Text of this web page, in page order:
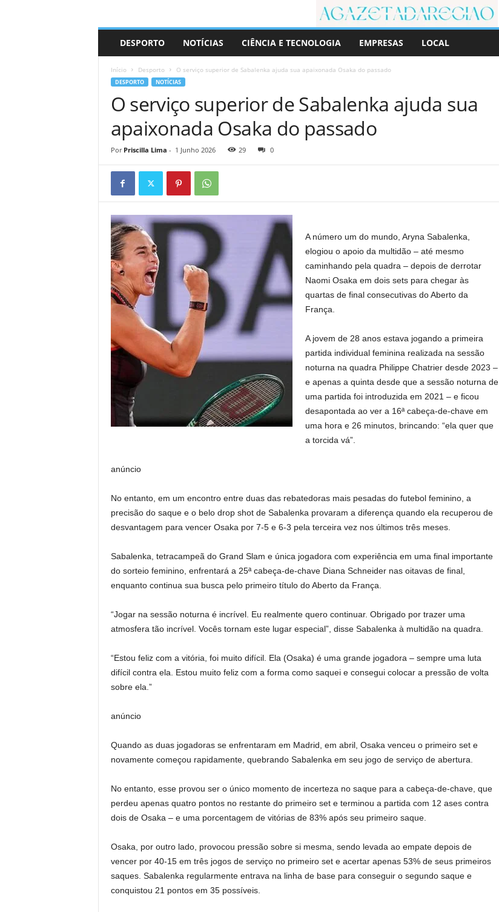
r
DESPORTO NOTÍCIAS CIÊNCIA E TECNOLOGIA EMPRESAS LOCAL
Início Desporto O serviço superior de Sabalenka ajuda sua apaixonada Osaka do passado
DESPORTO NOTÍCIAS
O serviço superior de Sabalenka ajuda sua
apaixonada Osaka do passado
Por Priscilla Lima - 1 Junho 2026 29 0
A número um do mundo, Aryna Sabalenka,
elogiou o apoio da multidão – até mesmo
caminhando pela quadra – depois de derrotar
Naomi Osaka em dois sets para chegar às
quartas de final consecutivas do Aberto da
França.
A jovem de 28 anos estava jogando a primeira
partida individual feminina realizada na sessão
noturna na quadra Philippe Chatrier desde 2023 –
e apenas a quinta desde que a sessão noturna de
uma partida foi introduzida em 2021 – e ficou
desapontada ao ver a 16ª cabeça-de-chave em
uma hora e 26 minutos, brincando: “ela quer que
a torcida vá”.
anúncio
No entanto, em um encontro entre duas das rebatedoras mais pesadas do futebol feminino, a
precisão do saque e o belo drop shot de Sabalenka provaram a diferença quando ela recuperou de
desvantagem para vencer Osaka por 7-5 e 6-3 pela terceira vez nos últimos três meses.
Sabalenka, tetracampeã do Grand Slam e única jogadora com experiência em uma final importante
do sorteio feminino, enfrentará a 25ª cabeça-de-chave Diana Schneider nas oitavas de final,
enquanto continua sua busca pelo primeiro título do Aberto da França.
“Jogar na sessão noturna é incrível. Eu realmente quero continuar. Obrigado por trazer uma
atmosfera tão incrível. Vocês tornam este lugar especial”, disse Sabalenka à multidão na quadra.
“Estou feliz com a vitória, foi muito difícil. Ela (Osaka) é uma grande jogadora – sempre uma luta
difícil contra ela. Estou muito feliz com a forma como saquei e consegui colocar a pressão de volta
sobre ela.”
anúncio
Quando as duas jogadoras se enfrentaram em Madrid, em abril, Osaka venceu o primeiro set e
novamente começou rapidamente, quebrando Sabalenka em seu jogo de serviço de abertura.
No entanto, esse provou ser o único momento de incerteza no saque para a cabeça-de-chave, que
perdeu apenas quatro pontos no restante do primeiro set e terminou a partida com 12 ases contra
dois de Osaka – e uma porcentagem de vitórias de 83% após seu primeiro saque.
Osaka, por outro lado, provocou pressão sobre si mesma, sendo levada ao empate depois de
vencer por 40-15 em três jogos de serviço no primeiro set e acertar apenas 53% de seus primeiros
saques. Sabalenka regularmente entrava na linha de base para conseguir o segundo saque e
conquistou 21 pontos em 35 possíveis.